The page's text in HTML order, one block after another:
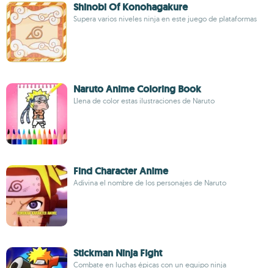
Shinobi Of Konohagakure
Supera varios niveles ninja en este juego de plataformas
Naruto Anime Coloring Book
Llena de color estas ilustraciones de Naruto
Find Character Anime
Adivina el nombre de los personajes de Naruto
Stickman Ninja Fight
Combate en luchas épicas con un equipo ninja